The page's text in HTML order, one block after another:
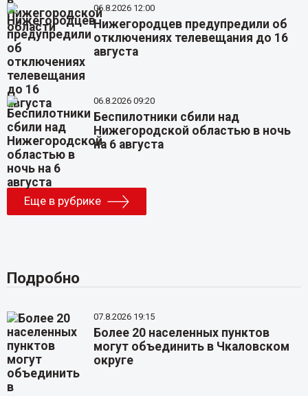
06.8.2026 12:00
Нижегородцев предупредили об
отключениях телевещания до 16
августа
06.8.2026 09:20
Беспилотники сбили над
Нижегородской областью в ночь
на 6 августа
Еще в рубрике
Подробно
07.8.2026 19:15
Более 20 населенных пунктов
могут объединить в Чкаловском
округе